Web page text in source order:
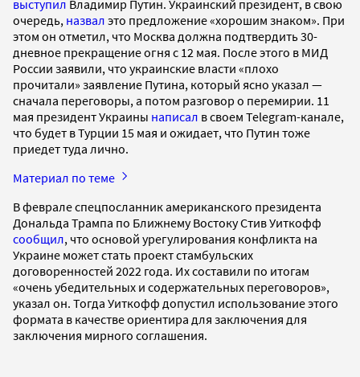
выступил Владимир Путин. Украинский президент, в свою
очередь, назвал это предложение «хорошим знаком». При
этом он отметил, что Москва должна подтвердить 30-
дневное прекращение огня с 12 мая. После этого в МИД
России заявили, что украинские власти «плохо
прочитали» заявление Путина, который ясно указал —
сначала переговоры, а потом разговор о перемирии. 11
мая президент Украины написал в своем Telegram-канале,
что будет в Турции 15 мая и ожидает, что Путин тоже
приедет туда лично.
Материал по теме
В феврале спецпосланник американского президента
Дональда Трампа по Ближнему Востоку Стив Уиткофф
сообщил, что основой урегулирования конфликта на
Украине может стать проект стамбульских
договоренностей 2022 года. Их составили по итогам
«очень убедительных и содержательных переговоров»,
указал он. Тогда Уиткофф допустил использование этого
формата в качестве ориентира для заключения для
заключения мирного соглашения.